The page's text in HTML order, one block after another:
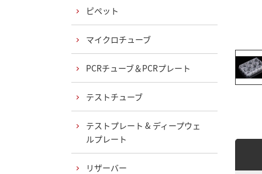
ピペット
マイクロチューブ
PCRチューブ＆PCRプレート
テストチューブ
テストプレート & ディープウェ
ルプレート
リザーバー